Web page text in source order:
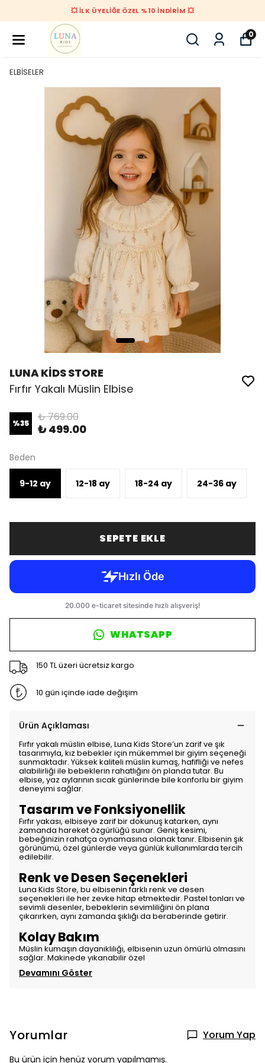
💥 İLK ÜYELİĞE ÖZEL %10 İNDİRİM 💥
0
ELBİSELER
LUNA KİDS STORE
Fırfır Yakalı Müslin Elbise
%35 ₺ 769.00
₺ 499.00
Beden
9-12 ay 12-18 ay 18-24 ay 24-36 ay
SEPETE EKLE
WHATSAPP
150 TL üzeri ücretsiz kargo
10 gün içinde iade değişim
Ürün Açıklaması
Fırfır yakalı müslin elbise, Luna Kids Store’un zarif ve şık
tasarımıyla, kız bebekler için mükemmel bir giyim seçeneği
sunmaktadır. Yüksek kaliteli müslin kumaş, hafifliği ve nefes
alabilirliği ile bebeklerin rahatlığını ön planda tutar. Bu
elbise, yaz aylarının sıcak günlerinde bile konforlu bir giyim
deneyimi sağlar.
Tasarım ve Fonksiyonellik
Fırfır yakası, elbiseye zarif bir dokunuş katarken, aynı
zamanda hareket özgürlüğü sunar. Geniş kesimi,
bebeğinizin rahatça oynamasına olanak tanır. Elbisenin şık
görünümü, özel günlerde veya günlük kullanımlarda tercih
edilebilir.
Renk ve Desen Seçenekleri
Luna Kids Store, bu elbisenin farklı renk ve desen
seçenekleri ile her zevke hitap etmektedir. Pastel tonları ve
sevimli desenler, bebeklerin sevimliliğini ön plana
çıkarırken, aynı zamanda şıklığı da beraberinde getirir.
Kolay Bakım
Müslin kumaşın dayanıklılığı, elbisenin uzun ömürlü olmasını
sağlar. Makinede yıkanabilir özel
Devamını Göster
Yorumlar Yorum Yap
Bu ürün için henüz yorum yapılmamış.